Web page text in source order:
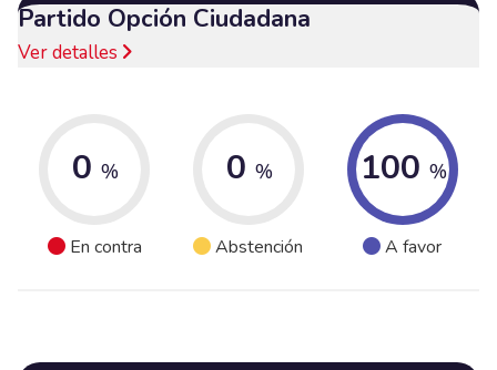
Partido Opción Ciudadana
Ver detalles
0 %
En contra
0 %
Abstención
100 %
A favor